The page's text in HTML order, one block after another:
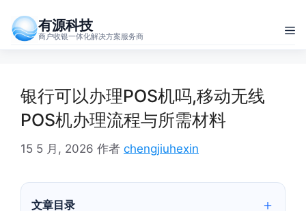
有源科技
商户收银一体化解决方案服务商 菜
银行可以办理POS机吗,移动无线
POS机办理流程与所需材料
15 5 月, 2026 作者 chengjiuhexin
文章目录